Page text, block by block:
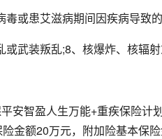
毒或患艾滋病期间因疾病导致
或武装叛乱;8、核爆炸、核辐
安智盈人生万能+重疾保险计
金额20万元，附加险基本保